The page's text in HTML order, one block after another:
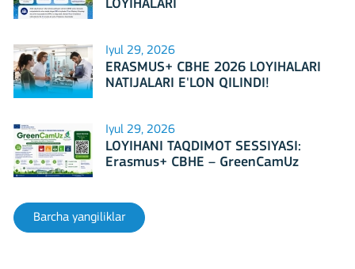
LOYIHALARI
Iyul 29, 2026
ERASMUS+ CBHE 2026 LOYIHALARI
NATIJALARI E'LON QILINDI!
Iyul 29, 2026
LOYIHANI TAQDIMOT SESSIYASI:
Erasmus+ CBHE – GreenCamUz
Barcha yangiliklar